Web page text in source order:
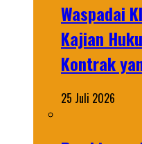
Waspadai
Kajian
Kontrak
25 Juli 2026